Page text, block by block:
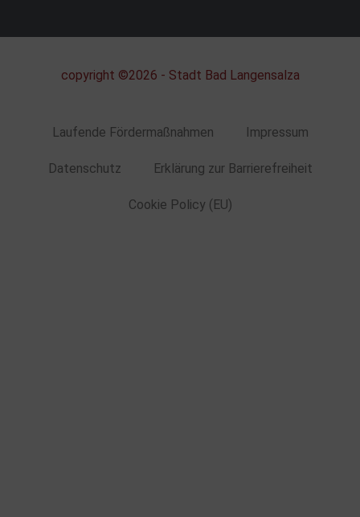
copyright ©2026 - Stadt Bad Langensalza
Laufende Fördermaßnahmen Impressum
Datenschutz Erklärung zur Barrierefreiheit
Cookie Policy (EU)